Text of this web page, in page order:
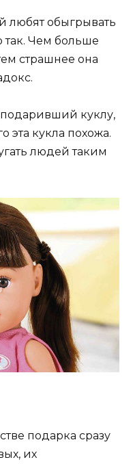
любят обыгрывать
так. Чем больше
страшнее она
подаривший куклу,
эта кукла похожа.
людей таким
подарка сразу
их